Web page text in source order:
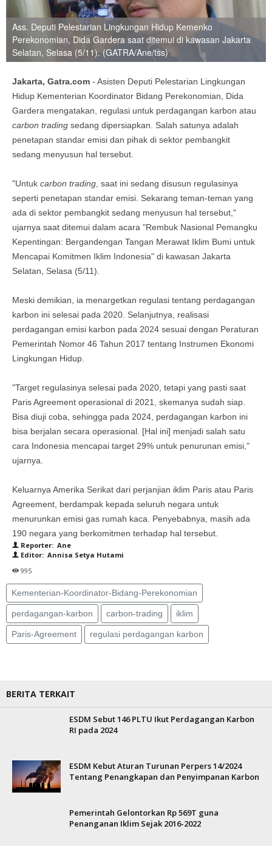
Ass. Deputi Pelestarian Lingkungan Hidup Kemenko
Perekonomian, Dida Gardera saat ditemui di kawasan Jakarta
Selatan, Selasa (5/11). (GATRA/Ane/tss)
Jakarta, Gatra.com - Asisten Deputi Pelestarian Lingkungan
Hidup Kementerian Koordinator Bidang Perekonomian, Dida
Gardera mengatakan, regulasi untuk perdagangan karbon atau
carbon trading sedang dipersiapkan. Salah satunya adalah
penetapan standar emisi dan pihak di sektor pembangkit
sedang menyusun hal tersebut.
"Untuk carbon trading , saat ini sedang disusun regulasinya
seperti penetapan standar emisi. Sekarang teman-teman yang
ada di sektor pembangkit sedang menyusun hal tersebut,"
ujarnya saat ditemui dalam acara "Rembuk Nasional Pemangku
Kepentingan: Bergandengan Tangan Merawat Iklim Bumi untuk
Mencapai Komitmen Iklim Indonesia" di kawasan Jakarta
Selatan, Selasa (5/11).
Meski demikian, ia menargetkan regulasi tentang perdagangan
karbon ini selesai pada 2020. Selanjutnya, realisasi
perdagangan emisi karbon pada 2024 sesuai dengan Peraturan
Pemerintah Nomor 46 Tahun 2017 tentang Instrumen Ekonomi
Lingkungan Hidup.
"Target regulasinya selesai pada 2020, tetapi yang pasti saat
Paris Agreement operasional di 2021, skemanya sudah siap.
Bisa diuji coba, sehingga pada 2024, perdagangan karbon ini
bisa berjalan secara operasional. [Hal ini] menjadi salah satu
cara Indonesia mencapai target 29% untuk penurunan emisi,"
ujarnya.
Keluarnya Amerika Serikat dari perjanjian iklim Paris atau Paris
Agreement, berdampak kepada seluruh negara untuk
menurunkan emisi gas rumah kaca. Penyebabnya, masih ada
190 negara yang berkomitmen terhadap hal tersebut.
Reporter: Ane
Editor: Annisa Setya Hutami
995
Kementerian-Koordinator-Bidang-Perekonomian
perdagangan-karbon carbon-trading iklim
Paris-Agreement regulasi perdagangan karbon
BERITA TERKAIT
ESDM Sebut 146 PLTU Ikut Perdagangan Karbon
RI pada 2024
ESDM Kebut Aturan Turunan Perpers 14/2024
Tentang Penangkapan dan Penyimpanan Karbon
Pemerintah Gelontorkan Rp 569T guna
Penanganan Iklim Sejak 2016-2022